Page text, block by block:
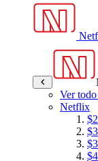
Ver
Netflix